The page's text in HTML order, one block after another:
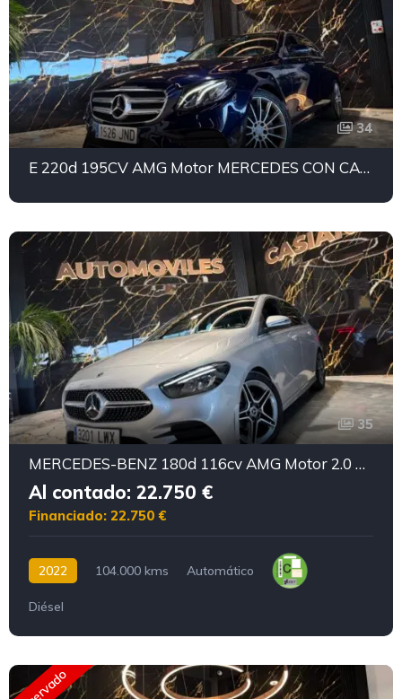
34
E 220d 195CV AMG Motor MERCEDES CON CADENA IRROMPIBLE
35
MERCEDES-BENZ 180d 116cv AMG Motor 2.0 MERCEDES con CADENA IRROMPIBLE
Al contado: 22.750 €
Financiado: 22.750 €
2022 104.000 kms Automático
Diésel